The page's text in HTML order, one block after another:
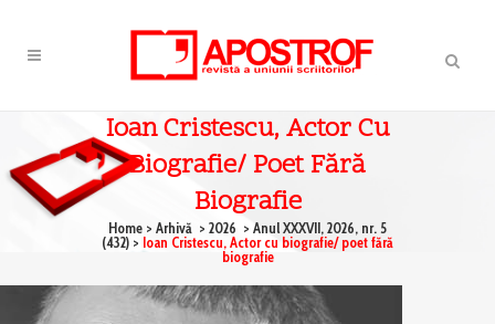
Ioan Cristescu, Actor Cu
Biografie/ Poet Fără
Biografie
Home > Arhivă > 2026 > Anul XXXVII, 2026, nr. 5
(432) > Ioan Cristescu, Actor cu biografie/ poet fără
biografie